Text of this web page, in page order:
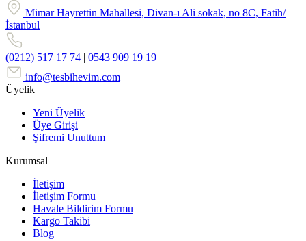
Mimar Hayrettin Mahallesi, Divan-ı Ali sokak, no 8C, Fatih/
İstanbul
(0212) 517 17 74 | 0543 909 19 19
info@tesbihevim.com
Üyelik
Yeni Üyelik
Üye Girişi
Şifremi Unuttum
Kurumsal
İletişim
İletişim Formu
Havale Bildirim Formu
Kargo Takibi
Blog